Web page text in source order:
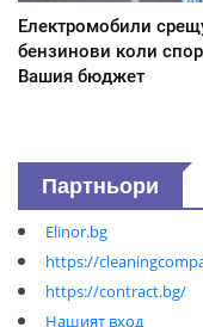
Електромобили
бензинови коли
Вашия бюджет
Партньори
Elinor.bg
https://
https://contract.bg/
Нашият вход